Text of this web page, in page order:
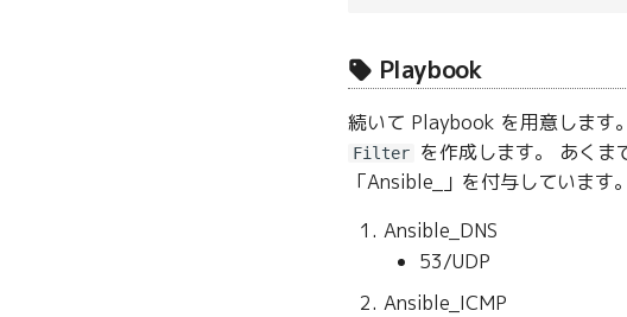
Playbook
続いて Playbook を用意します
Filter を作成します。 あくま
「Ansible_」を付与しています。
Ansible_DNS
53/UDP
Ansible_ICMP